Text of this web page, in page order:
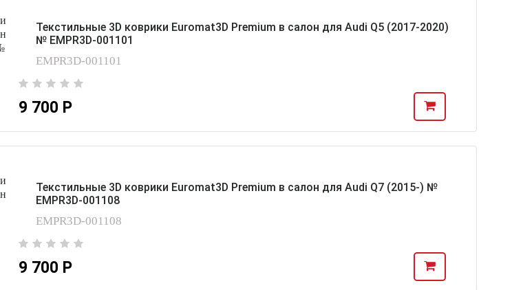
Текстильные 3D коврики Euromat3D Premium в салон для Audi Q5 (2017-2020)
№ EMPR3D-001101
EMPR3D-001101
9 700 Р
Текстильные 3D коврики Euromat3D Premium в салон для Audi Q7 (2015-) №
EMPR3D-001108
EMPR3D-001108
9 700 Р